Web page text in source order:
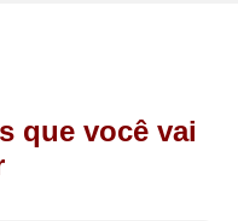
que você vai